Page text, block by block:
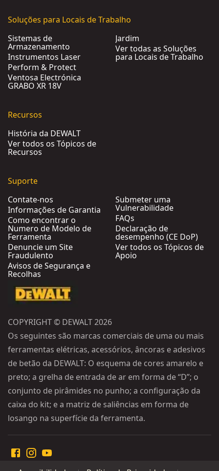
Soluções para Locais de Trabalho
Sistemas de
Armazenamento
Instrumentos Laser
Perform & Protect
Ventosa Electrónica
GRABO XR 18V
Jardim
Ver todas as Soluções
para Locais de Trabalho
Recursos
História da DEWALT
Ver todos os Tópicos de
Recursos
Suporte
Contate-nos
Informações de Garantia
Como encontrar o
Numero de Modelo de
Ferramenta
Denuncie um Site
Fraudulento
Avisos de Segurança e
Recolhas
Submeter uma
Vulnerabilidade
FAQs
Declaração de
desempenho (CE DoP)
Ver todos os Tópicos de
Apoio
COPYRIGHT © DEWALT 2026
Os seguintes são marcas comerciais de uma ou mais
ferramentas elétricas, acessórios, âncoras e adesivos
de betão da DEWALT: O esquema de cores amarelo e
preto; a grelha de entrada de ar em forma de “D”; o
conjunto de pirâmides no punho; a configuração da
caixa do kit; e a matriz de saliências em forma de
losango na superfície da ferramenta.